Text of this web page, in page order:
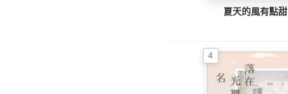
夏天的風有點甜
4